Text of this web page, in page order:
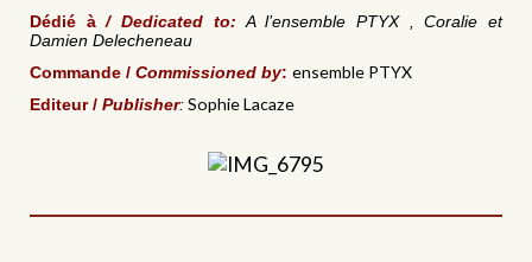
Dédié à/ Dedicated to: A l’ensemble PTYX , Coralie et
Damien Delecheneau
Commande / Commissioned by: ensemble PTYX
Editeur / Publisher:Sophie Lacaze